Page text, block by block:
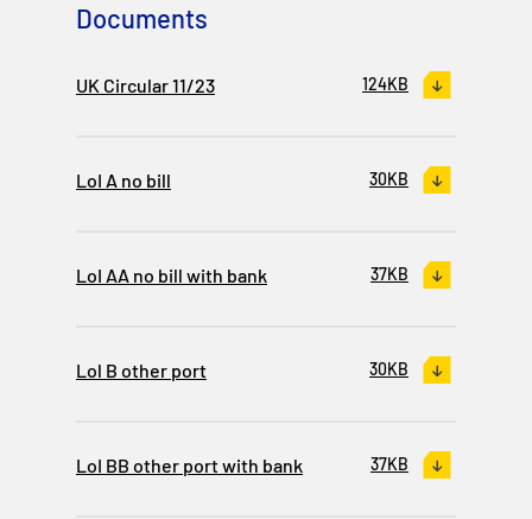
Documents
UK Circular 11/23 124KB
LoI A no bill 30KB
LoI AA no bill with bank 37KB
Lol B other port 30KB
LoI BB other port with bank 37KB